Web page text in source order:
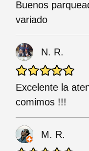
Buenos
variado
N. R.
Excelente la
comimos !!!
M. R.